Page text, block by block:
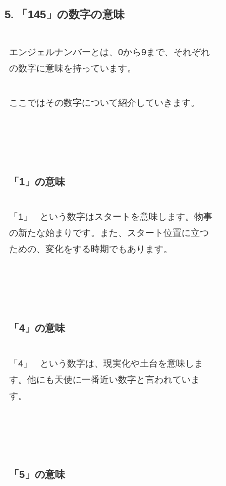
5. 「145」の数字の意味
エンジェルナンバーとは、0から9まで、それぞれ
の数字に意味を持っています。
ここではその数字について紹介していきます。
「1」の意味
「1」 という数字はスタートを意味します。物事
の新たな始まりです。また、スタート位置に立つ
ための、変化をする時期でもあります。
「4」の意味
「4」 という数字は、現実化や土台を意味しま
す。他にも天使に一番近い数字と言われていま
す。
「5」の意味